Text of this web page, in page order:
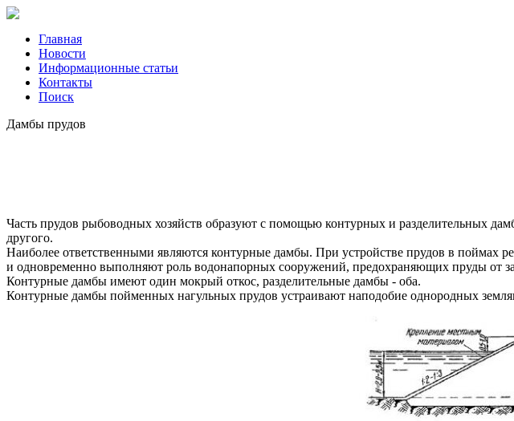
Главная
Новости
Информационные статьи
Контакты
Поиск
Дамбы прудов
Часть прудов рыбоводных хозяйств образуют с помощью контурных и разделительных
другого.
Наиболее ответственными являются контурные дамбы. При устройстве прудов в поймах
и одновременно выполняют роль водонапорных сооружений, предохраняющих пруды от
Контурные дамбы имеют один мокрый откос, разделительные дамбы - оба.
Контурные дамбы пойменных нагульных прудов устраивают наподобие однородных